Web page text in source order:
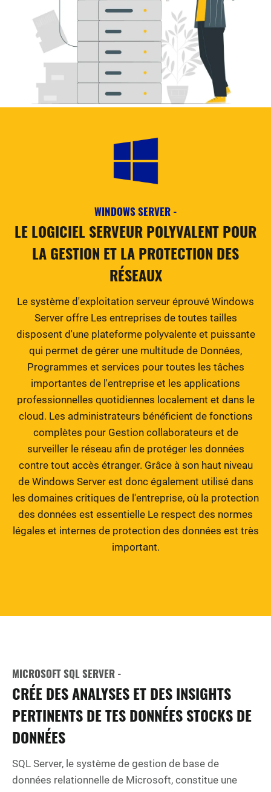
WINDOWS SERVER -
LE LOGICIEL SERVEUR POLYVALENT POUR
LA GESTION ET LA PROTECTION DES
RÉSEAUX
Le système d'exploitation serveur éprouvé Windows
Server offre Les entreprises de toutes tailles
disposent d'une plateforme polyvalente et puissante
qui permet de gérer une multitude de Données,
Programmes et services pour toutes les tâches
importantes de l'entreprise et les applications
professionnelles quotidiennes localement et dans le
cloud. Les administrateurs bénéficient de fonctions
complètes pour Gestion collaborateurs et de
surveiller le réseau afin de protéger les données
contre tout accès étranger. Grâce à son haut niveau
de Windows Server est donc également utilisé dans
les domaines critiques de l'entreprise, où la protection
des données est essentielle Le respect des normes
légales et internes de protection des données est très
important.
MICROSOFT SQL SERVER -
CRÉE DES ANALYSES ET DES INSIGHTS
PERTINENTS DE TES DONNÉES STOCKS DE
DONNÉES
SQL Server, le système de gestion de base de
données relationnelle de Microsoft, constitue une